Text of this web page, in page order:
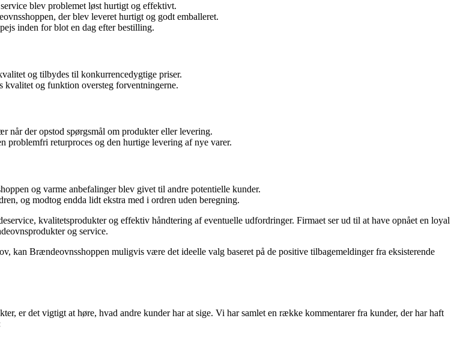
blev problemet løst hurtigt og effektivt.
der blev leveret hurtigt og godt emballeret.
inden for blot en dag efter bestilling.
og tilbydes til konkurrencedygtige priser.
kvalitet og funktion oversteg forventningerne.
når der opstod spørgsmål om produkter eller levering.
problemfri returproces og den hurtige levering af nye varer.
og varme anbefalinger blev givet til andre potentielle kunder.
og modtog endda lidt ekstra med i ordren uden beregning.
kvalitetsprodukter og effektiv håndtering af eventuelle udfordringer. Firmaet ser ud til at have opnået en loyal
og service.
kan Brændeovnsshoppen muligvis være det ideelle valg baseret på de positive tilbagemeldinger fra eksisterende
er det vigtigt at høre, hvad andre kunder har at sige. Vi har samlet en række kommentarer fra kunder, der har haft